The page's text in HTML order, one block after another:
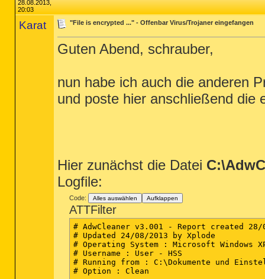
28.08.2013,
20:03
Karat "File is encrypted ..." - Offenbar Virus/Trojaner eingefangen
Guten Abend, schrauber,
nun habe ich auch die anderen
und poste hier anschließend die
Hier zunächst die Datei
Logfile:
Code: Alles auswählen Aufklappen
ATTFilter
# AdwCleaner v3.001 - Report created
# Updated 24/08/2013 by Xplode
# Operating System : Microsoft Windows
# Username : User - HSS
# Running from : C:\Dokumente und
# Option : Clean